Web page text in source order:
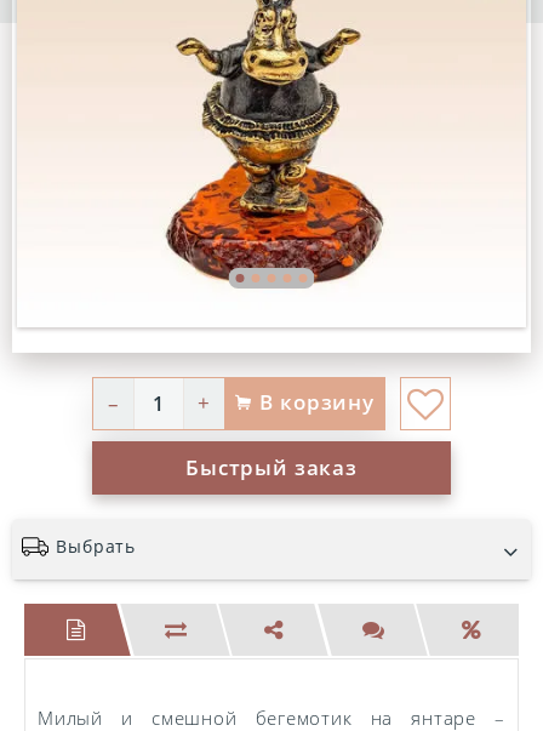
– + В корзину
Быстрый заказ
Выбрать
Милый и смешной бегемотик на янтаре –